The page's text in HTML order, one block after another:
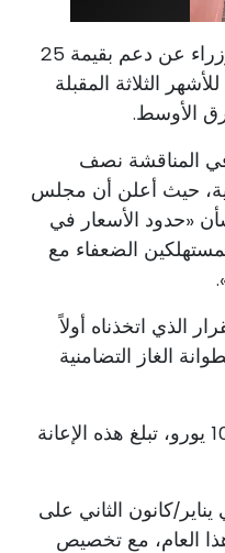
في 18 مارس، أعلن رئيس الوزراء عن دعم بقيمة 25
الثلاثة المقبلة
الأوسط.
المناقشة نصف
حيث أعلن أن مجلس
«حدود الأسعار في
الضعفاء مع
الذي اتخذناه أولاً
25 يورو لأسطوانة الغاز التضامنية
حاليًا، بعد أن تم تحديده بمبلغ 10 يورو، تبلغ هذه الإعانة
كانون الثاني على
العام، مع تخصيص